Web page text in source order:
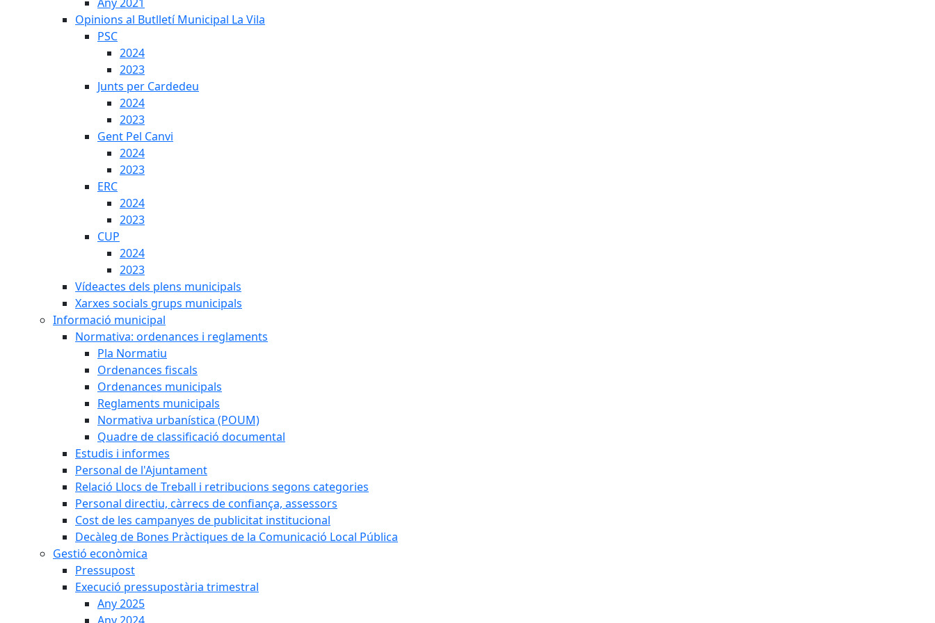
Opinions al Butlletí Municipal La Vila
PSC
2024
2023
Junts per Cardedeu
2024
2023
Gent Pel Canvi
2024
2023
ERC
2024
2023
CUP
2024
2023
Vídeactes dels plens municipals
Xarxes socials grups municipals
Informació municipal
Normativa: ordenances i reglaments
Pla Normatiu
Ordenances fiscals
Ordenances municipals
Reglaments municipals
Normativa urbanística (POUM)
Quadre de classificació documental
Estudis i informes
Personal de l'Ajuntament
Relació Llocs de Treball i retribucions segons categories
Personal directiu, càrrecs de confiança, assessors
Cost de les campanyes de publicitat institucional
Decàleg de Bones Pràctiques de la Comunicació Local Pública
Gestió econòmica
Pressupost
Execució pressupostària trimestral
Any 2025